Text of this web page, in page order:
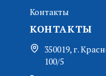
Контакты
КОНТАКТЫ
350019, г.
100/5